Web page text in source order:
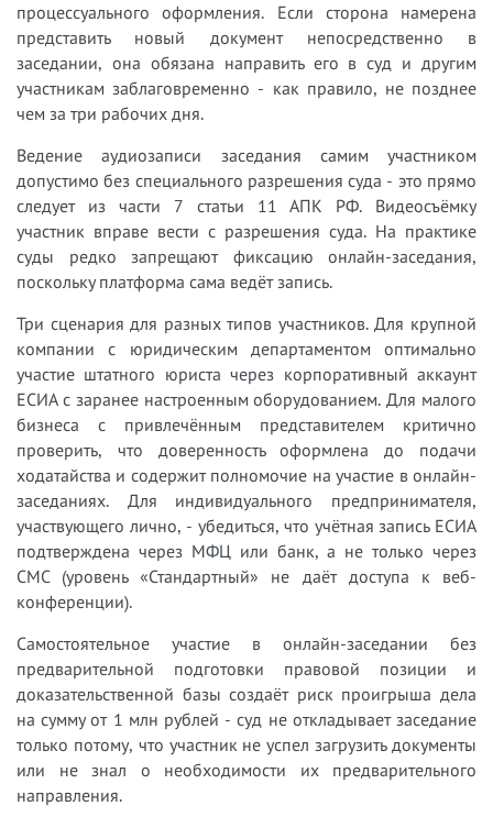
процессуального оформления. Если сторона намерена
представить новый документ непосредственно в
заседании, она обязана направить его в суд и другим
участникам заблаговременно - как правило, не позднее
чем за три рабочих дня.
Ведение аудиозаписи заседания самим участником
допустимо без специального разрешения суда - это прямо
следует из части 7 статьи 11 АПК РФ. Видеосъёмку
участник вправе вести с разрешения суда. На практике
суды редко запрещают фиксацию онлайн-заседания,
поскольку платформа сама ведёт запись.
Три сценария для разных типов участников. Для крупной
компании с юридическим департаментом оптимально
участие штатного юриста через корпоративный аккаунт
ЕСИА с заранее настроенным оборудованием. Для малого
бизнеса с привлечённым представителем критично
проверить, что доверенность оформлена до подачи
ходатайства и содержит полномочие на участие в онлайн-
заседаниях. Для индивидуального предпринимателя,
участвующего лично, - убедиться, что учётная запись ЕСИА
подтверждена через МФЦ или банк, а не только через
СМС (уровень «Стандартный» не даёт доступа к веб-
конференции).
Самостоятельное участие в онлайн-заседании без
предварительной подготовки правовой позиции и
доказательственной базы создаёт риск проигрыша дела
на сумму от 1 млн рублей - суд не откладывает заседание
только потому, что участник не успел загрузить документы
или не знал о необходимости их предварительного
направления.